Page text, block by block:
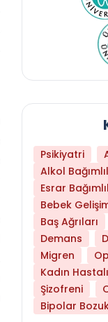
Psikiyatri
Alkol
Esrar
Bebek
Baş Ağrıları
Demans
Migren
Kadın
Şizofreni
Bipolar